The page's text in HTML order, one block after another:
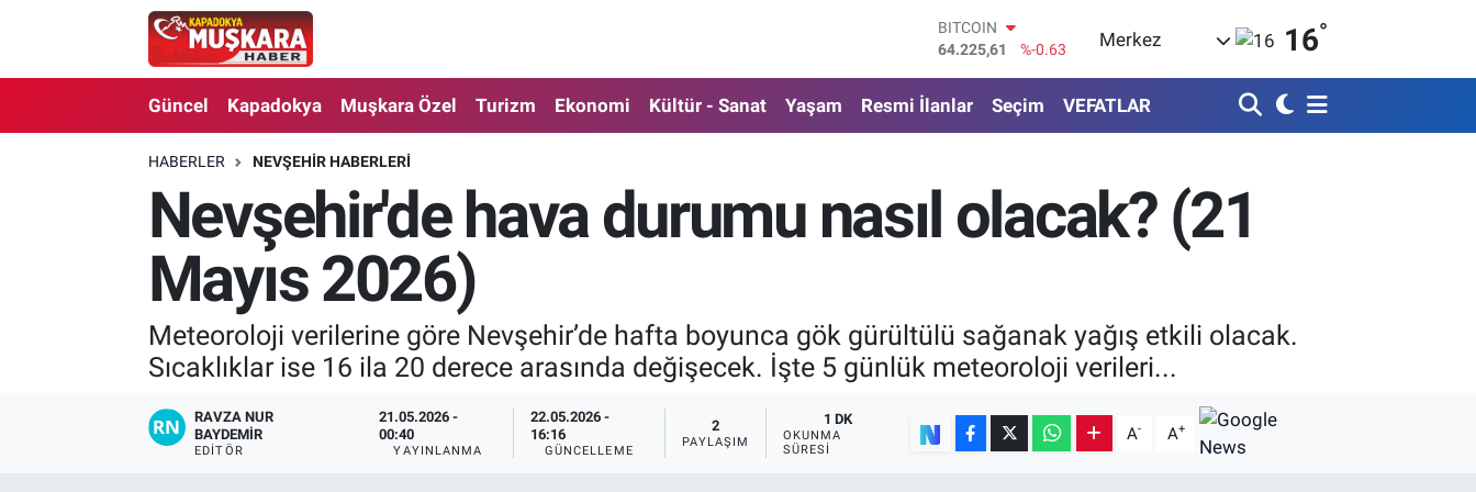
DOLAR
47,7143
%0.16
55,0317
%-0.02
STERLİN
64,2463
%0.07
BİST100
13.799
%70
Merkez 16°
Güncel Kapadokya Muşkara Özel Turizm Ekonomi Kültür - Sanat Yaşam Resmi İlanlar Seçim VEFATLAR
HABERLER NEVŞEHIR HABERLERI
Nevşehir'de hava durumu nasıl olacak? (21
Mayıs 2026)
Meteoroloji verilerine göre Nevşehir’de hafta boyunca gök gürültülü sağanak yağış etkili olacak.
Sıcaklıklar ise 16 ila 20 derece arasında değişecek. İşte 5 günlük meteoroloji verileri...
RAVZA NUR
BAYDEMIR
EDITÖR
21.05.2026 -
00:40
YAYINLANMA
22.05.2026 -
16:16
GÜNCELLEME
2
PAYLAŞIM
1 DK
OKUNMA
SÜRESI
A- A+
CANLI SEÇİM SONUÇLARI
Güncel
Muşkara Özel
Kapadokya
Nevşehir Nöbetçi Eczaneler
Nevşehir Hava Durumu
Nevşehir Trafik Yoğunluk Haritası
Süper Lig Puan Durumu ve Fikstür
Tüm Manşetler
Son Dakika Haberleri
Haber Arşivi